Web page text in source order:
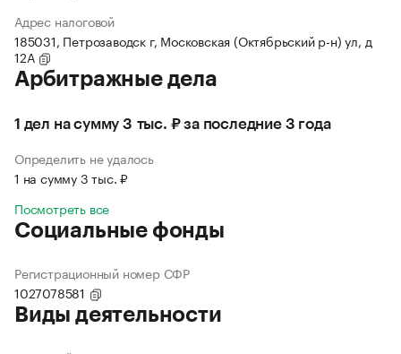
Адрес налоговой
185031, Петрозаводск г, Московская (Октябрьский р-н) ул, д
12А
Арбитражные дела
1 дел на сумму 3 тыс. ₽ за последние 3 года
Определить не удалось
1 на сумму 3 тыс. ₽
Посмотреть все
Социальные фонды
Регистрационный номер СФР
1027078581
Виды деятельности